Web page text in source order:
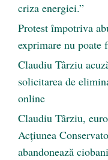
criza energiei.”
Protest împotriva
exprimare nu poate
Claudiu Târziu
solicitarea de
online
Claudiu Târziu,
Acțiunea
abandonează